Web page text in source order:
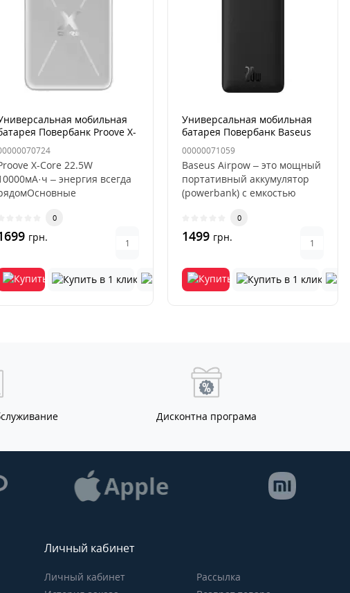
мобильная
Повербанк Proove X-
10000 mAh 22,5W
X-Core 22.5W
– энергия всегда
корпуса: ABS+PC..
0
грн.
Универсальная мобильная
батарея Повербанк Baseus
Airpow 20W
20000mAhЧёрный
00000071059
Baseus Airpow – это мощный
портативный аккумулятор
(powerbank) с емкостью
0
1499 грн.
Дисконтна програма
Личный кабинет
Личный кабинет
Рассылка